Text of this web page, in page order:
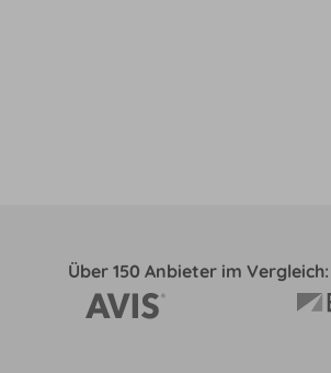
Über 150 Anbieter im Vergleich: